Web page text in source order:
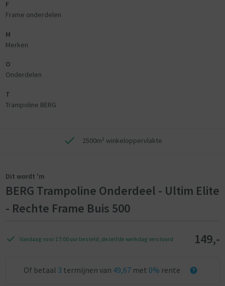
F
Frame onderdelen
M
Merken
O
Onderdelen
T
Trampoline BERG
2500m² winkeloppervlakte
Dit wordt 'm
BERG Trampoline Onderdeel - Ultim Elite
- Rechte Frame Buis 500
Vandaag voor 17:00 uur besteld, dezelfde werkdag verstuurd 149,-
Of betaal 3 termijnen van 49,67 met 0% rente